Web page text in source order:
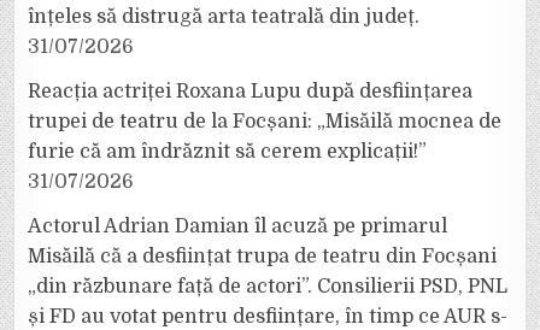
înțeles să distrugă arta teatrală din județ.
31/07/2026
Reacția actriței Roxana Lupu după desființarea
trupei de teatru de la Focșani: „Misăilă mocnea de
furie că am îndrăznit să cerem explicații!”
31/07/2026
Actorul Adrian Damian îl acuză pe primarul
Misăilă că a desființat trupa de teatru din Focșani
„din răzbunare față de actori”. Consilierii PSD, PNL
și FD au votat pentru desființare, în timp ce AUR s-